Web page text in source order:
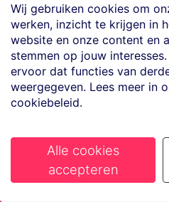
Volg ons op social media
Ons bedrijf
Wij gebruiken cookies om
werken, inzicht te krijgen in
website en onze content en
stemmen op jouw
ervoor dat functies van
weergegeven. Lees meer in
cookiebeleid.
Alle cookies
accepteren